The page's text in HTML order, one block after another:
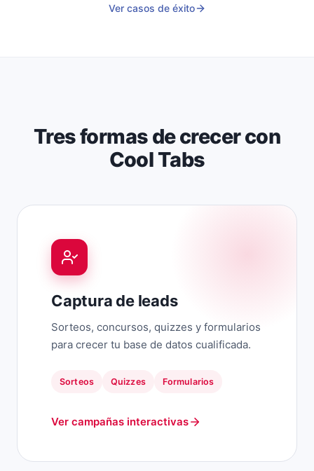
Ver casos de éxito
Tres formas de crecer con
Cool Tabs
Captura de leads
Sorteos, concursos, quizzes y formularios
para crecer tu base de datos cualificada.
Sorteos Quizzes Formularios
Ver campañas interactivas